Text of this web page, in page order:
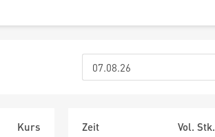
Kurs
Zeit Vol. Stk.